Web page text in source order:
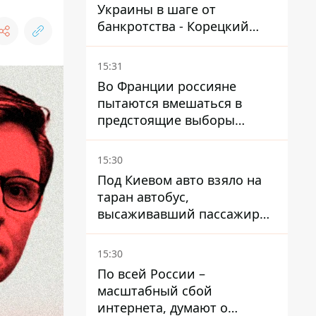
Украины в шаге от
банкротства - Корецкий
обещает им… новые склады
15:31
Во Франции россияне
пытаются вмешаться в
предстоящие выборы
президента благодаря
ботам
15:30
Под Киевом авто взяло на
таран автобус,
высаживавший пассажиров
на остановке - пассажир в
больнице
15:30
По всей России –
масштабный сбой
интернета, думают о